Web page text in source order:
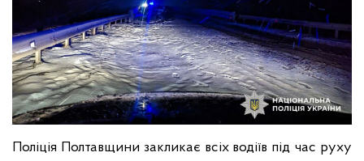
Поліція Полтавщини закликає всіх водіїв під час руху